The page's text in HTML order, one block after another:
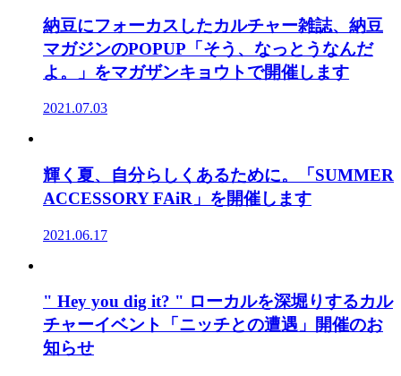
納豆にフォーカスしたカルチャー雑誌、納豆
マガジンのPOPUP「そう、なっとうなんだ
よ。」をマガザンキョウトで開催します
2021.07.03
輝く夏、自分らしくあるために。「SUMMER
ACCESSORY FAiR」を開催します
2021.06.17
" Hey you dig it? " ローカルを深堀りするカル
チャーイベント「ニッチとの遭遇」開催のお
知らせ